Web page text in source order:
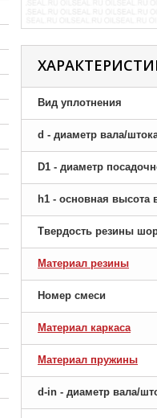
Вид уплотнения
d - диаметр вала/
D1 - диаметр
h1 - основная высота
Твердость резины
Материал резины
Номер смеси
Материал каркаса
Материал пружины
d-in - диаметр вала/